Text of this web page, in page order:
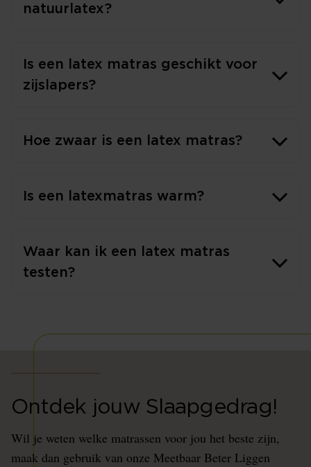
natuurlatex?
Is een latex matras geschikt voor
zijslapers?
Hoe zwaar is een latex matras?
Is een latexmatras warm?
Waar kan ik een latex matras
testen?
Ontdek jouw Slaapgedrag!
Wil je weten welke matrassen voor jou het beste zijn,
maak dan gebruik van onze Meetbaar Beter Liggen